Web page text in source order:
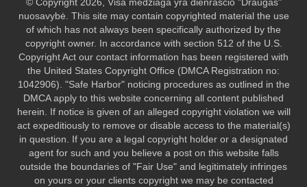
© Copyright 2026, Visa medžiaga yra dienraščio "Draugas"
nuosavybė. This site may contain copyrighted material the use
of which has not always been specifically authorized by the
copyright owner. In accordance with section 512 of the U.S.
Copyright Act our contact information has been registered with
the United States Copyright Office (DMCA Registration no:
1042906). "Safe Harbor" noticing procedures as outlined in the
DMCA apply to this website concerning all content published
herein. If notice is given of an alleged copyright violation we will
act expeditiously to remove or disable access to the material(s)
in question. If you are a legal copyright holder or a designated
agent for such and you believe a post on this website falls
outside the boundaries of "Fair Use" and legitimately infringes
on yours or your clients copyright we may be contacted